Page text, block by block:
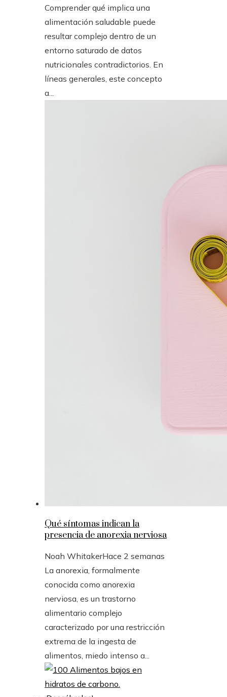
Comprender qué implica una
alimentación saludable puede
resultar complejo dentro de un
entorno saturado de datos
nutricionales contradictorios. En
líneas generales, este concepto
a...
Qué síntomas indican la
presencia de anorexia nerviosa
Noah WhitakerHace 2 semanas
La anorexia, formalmente
conocida como anorexia
nerviosa, es un trastorno
alimentario complejo
caracterizado por una restricción
extrema de la ingesta de
alimentos, miedo intenso a...